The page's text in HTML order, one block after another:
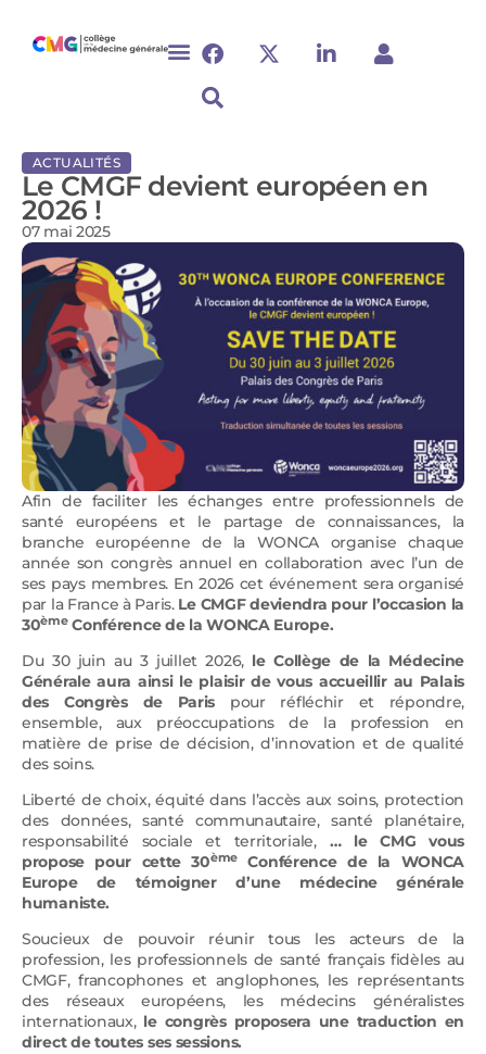
ACTUALITÉS
Le CMGF devient européen en
2026 !
07 mai 2025
Afin de faciliter les échanges entre professionnels de
santé européens et le partage de connaissances, la
branche européenne de la WONCA organise chaque
année son congrès annuel en collaboration avec l’un de
ses pays membres. En 2026 cet événement sera organisé
par la France à Paris. Le CMGF deviendra pour l’occasion la
30èmeConférence de la WONCA Europe.
Du 30 juin au 3 juillet 2026, le Collège de la Médecine
Générale aura ainsi le plaisir de vous accueillir au Palais
des Congrès de Paris pour réfléchir et répondre,
ensemble, aux préoccupations de la profession en
matière de prise de décision, d’innovation et de qualité
des soins.
Liberté de choix, équité dans l’accès aux soins, protection
des données, santé communautaire, santé planétaire,
responsabilité sociale et territoriale, … le CMG vous
propose pour cette 30ème
Conférence de la WONCA
Europe de témoigner d’une médecine générale
humaniste.
Soucieux de pouvoir réunir tous les acteurs de la
profession, les professionnels de santé français fidèles au
CMGF, francophones et anglophones, les représentants
des réseaux européens, les médecins généralistes
internationaux, le congrès proposera une traduction en
direct de toutes ses sessions.